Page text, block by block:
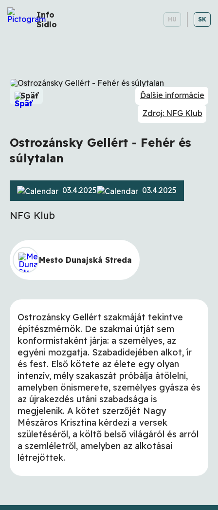
Info
Sídlo
HU SK
Späť
Ďalšie informácie
Zdroj: NFG Klub
Ostrozánsky Gellért - Fehér és
súlytalan
03.4.2025 03.4.2025
NFG Klub
Mesto Dunajská Streda
Ostrozánsky Gellért szakmáját tekintve
építészmérnök. De szakmai útját sem
konformistaként járja: a személyes, az
egyéni mozgatja. Szabadidejében alkot, ír
és fest. Első kötete az élete egy olyan
intenzív, mély szakaszát próbálja átölelni,
amelyben önismerete, személyes gyásza és
az újrakezdés utáni szabadsága is
megjelenik. A kötet szerzőjét Nagy
Mészáros Krisztina kérdezi a versek
születéséről, a költő belső világáról és arról
a szemléletről, amelyben az alkotásai
létrejöttek.